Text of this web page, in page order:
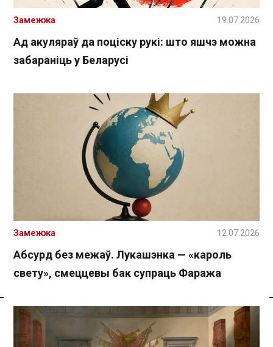
Спасылка без VPN
Ад акуляраў да поціску рукі: што яшчэ можна
забараніць у Беларусі
Замежжа 19.07.2026
Абсурд без межаў. Лукашэнка — «кароль
свету», смеццевы бак супраць Фаража
Замежжа 12.07.2026